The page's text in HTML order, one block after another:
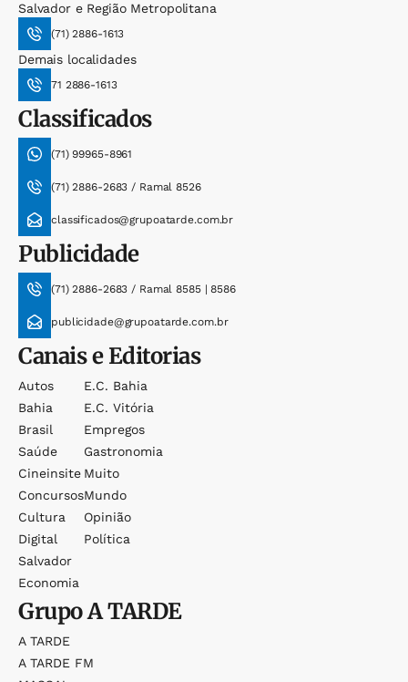
Salvador e Região Metropolitana
(71) 2886-1613
Demais localidades
71 2886-1613
Classificados
(71) 99965-8961
(71) 2886-2683 / Ramal 8526
classificados@grupoatarde.com.br
Publicidade
(71) 2886-2683 / Ramal 8585 | 8586
publicidade@grupoatarde.com.br
Canais e Editorias
Autos
Bahia
Brasil
Saúde
Cineinsite
Concursos
Cultura
Digital
Salvador
Economia
E.c. Bahia
E.c. Vitória
Empregos
Gastronomia
Muito
Mundo
Opinião
Política
GrupoA TARDE
A TARDE
A TARDE FM